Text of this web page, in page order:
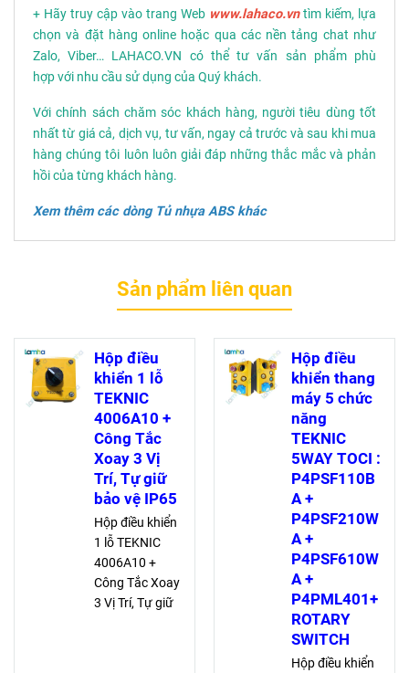
+ Hãy truy cập vào trang Web www.lahaco.vntìm kiếm, lựa
chọn và đặt hàng online hoặc qua các nền tảng chat như
Zalo, Viber… LAHACO.VN có thể tư vấn sản phẩm phù
hợp với nhu cầu sử dụng của Quý khách.
Với chính sách chăm sóc khách hàng, người tiêu dùng tốt
nhất từ giá cả, dịch vụ, tư vấn, ngay cả trước và sau khi mua
hàng chúng tôi luôn luôn giải đáp những thắc mắc và phản
hồi của từng khách hàng.
Xem thêm các dòng Tủ nhựa ABSkhác
Sản phẩm liên quan
Hộp điều
khiển 1 lỗ
TEKNIC
4006A10 +
Công Tắc
Xoay 3 Vị
Trí, Tự giữ
bảo vệ IP65
Hộp điều khiển
1 lỗ TEKNIC
4006A10 +
Công Tắc Xoay
3 Vị Trí, Tự giữ
Hộp điều
khiển thang
máy 5 chức
năng
TEKNIC
5WAY TOCI :
P4PSF110B
A +
P4PSF210W
A +
P4PSF610W
A +
P4PML401+
ROTARY
SWITCH
Hộp điều khiển